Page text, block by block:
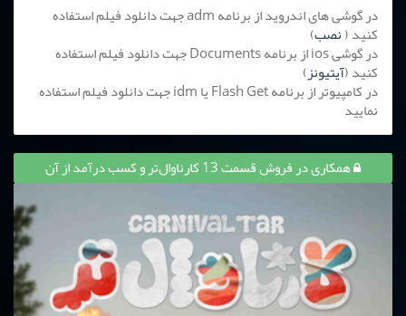
در گوشی های اندروید از برنامه adm جهت دانلود فیلم استفاده
کنید (نصب)
در گوشی ios از برنامه Documents جهت دانلود فیلم استفاده
کنید (آیتیونز)
در کامپیوتر از برنامه Flash Get یا idm جهت دانلود فیلم استفاده
نمایید
همکاری در فروش قسمت 13 کارناوال‌تر و کسب درآمد از آن